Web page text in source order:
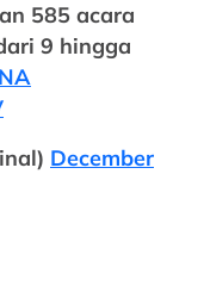
585 acara
9 hingga
December